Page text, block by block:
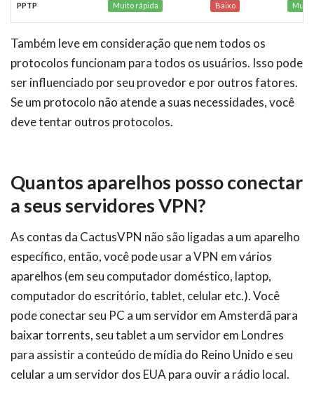
PPTP Muito rápida Baixo
Também leve em consideração que nem todos os
protocolos funcionam para todos os usuários. Isso pode
ser influenciado por seu provedor e por outros fatores.
Se um protocolo não atende a suas necessidades, você
deve tentar outros protocolos.
Quantos aparelhos posso conectar
a seus servidores VPN?
As contas da CactusVPN não são ligadas a um aparelho
específico, então, você pode usar a VPN em vários
aparelhos (em seu computador doméstico, laptop,
computador do escritório, tablet, celular etc.). Você
pode conectar seu PC a um servidor em Amsterdã para
baixar torrents, seu tablet a um servidor em Londres
para assistir a conteúdo de mídia do Reino Unido e seu
celular a um servidor dos EUA para ouvir a rádio local.